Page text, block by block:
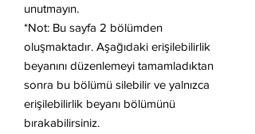
unutmayın.
*Not: Bu sayfa 2 bölümden
oluşmaktadır. Aşağıdaki erişilebilirlik
beyanını düzenlemeyi tamamladıktan
sonra bu bölümü silebilir ve yalnızca
erişilebilirlik beyanı bölümünü
bırakabilirsiniz.